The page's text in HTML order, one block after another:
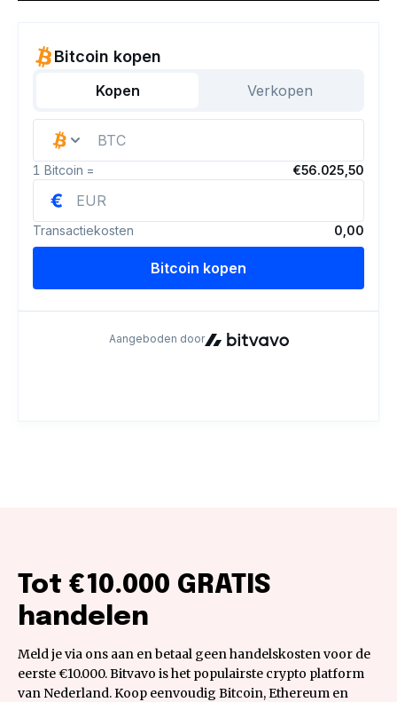
Tot €10.000 GRATIS
handelen
Meld je via ons aan en betaal geen handelskosten voor de
eerste €10.000. Bitvavo is het populairste crypto platform
van Nederland. Koop eenvoudig Bitcoin, Ethereum en